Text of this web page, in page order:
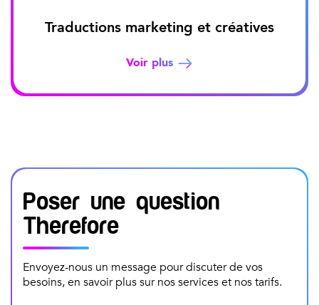
Traductions marketing et créatives
Voir plus
Poser une question
Therefore
Envoyez-nous un message pour discuter de vos
besoins, en savoir plus sur nos services et nos tarifs.